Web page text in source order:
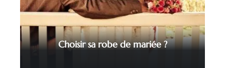
Choisir sa robe de mariée ?